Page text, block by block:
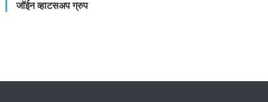
जॉईन व्हाटसअप ग्रुप